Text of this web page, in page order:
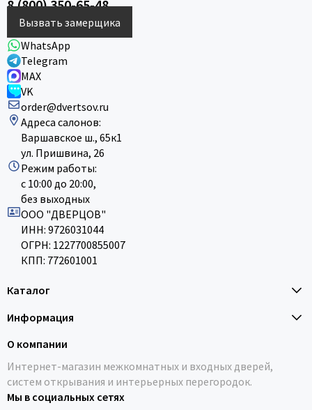
8 (800) 350-65-48
Вызвать замерщика
WhatsApp
Telegram
MAX
VK
order@dvertsov.ru
Адреса салонов:
Варшавское ш., 65к1
ул. Пришвина, 26
Режим работы:
с 10:00 до 20:00,
без выходных
ООО "ДВЕРЦОВ"
ИНН: 9726031044
ОГРН: 1227700855007
КПП: 772601001
Каталог
Информация
О компании
Интернет-магазин межкомнатных и входных дверей,
систем открывания и интерьерных перегородок.
Мы в социальных сетях